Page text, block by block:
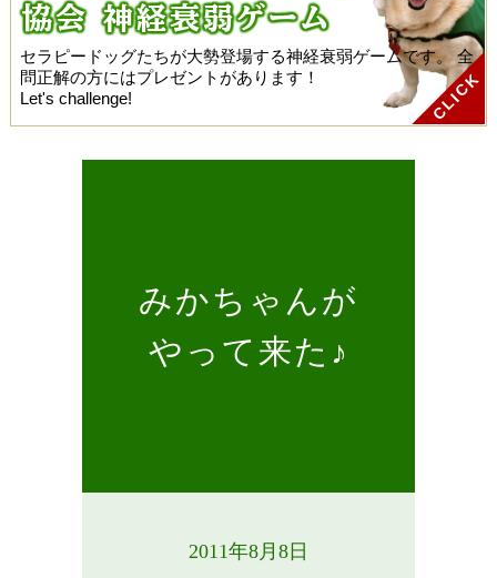
協会 神経衰弱ゲーム
セラピードッグたちが大勢登場する神経衰弱ゲームです。 全
問正解の方にはプレゼントがあります！
Let's challenge!
みかちゃんが
やって来た♪
2011年8月8日